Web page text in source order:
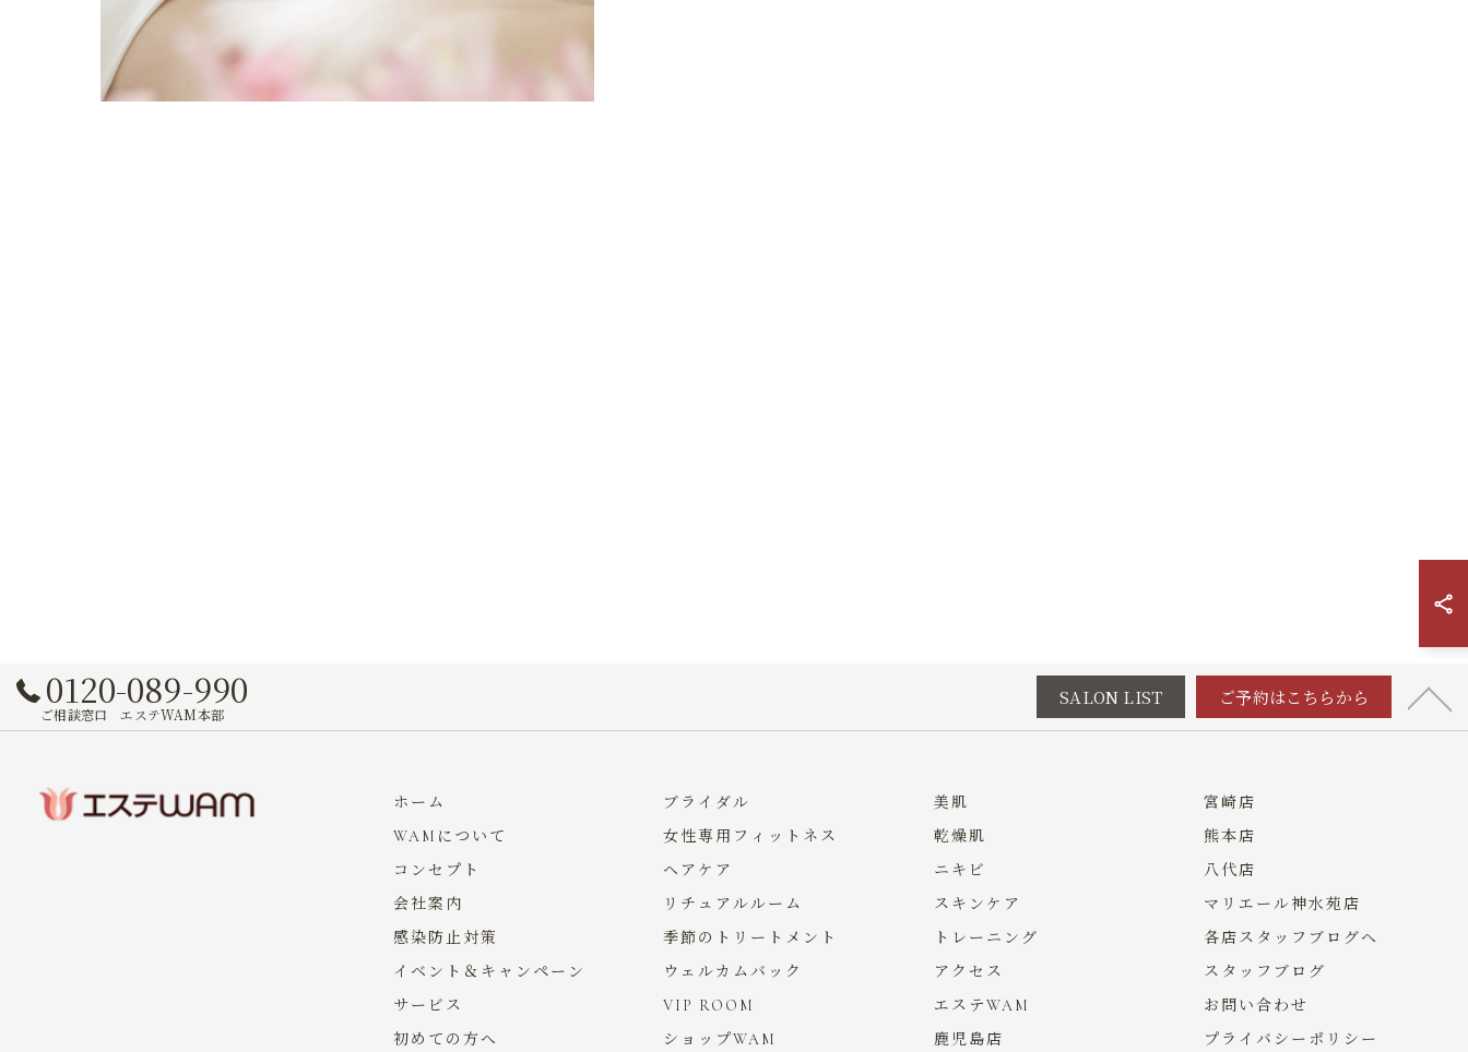
0120-089-990
ご相談窓口 エステWAM本部
SALON LIST ご予約はこちらから
ホーム
WAMについて
コンセプト
会社案内
感染防止対策
イベント＆キャンペーン
サービス
初めての方へ
ブライダル
女性専用フィットネス
ヘアケア
リチュアルルーム
季節のトリートメント
ウェルカムバック
VIP ROOM
ショップWAM
美肌
乾燥肌
ニキビ
スキンケア
トレーニング
アクセス
エステWAM
鹿児島店
宮崎店
熊本店
八代店
マリエール神水苑店
各店スタッフブログへ
スタッフブログ
お問い合わせ
プライバシーポリシー